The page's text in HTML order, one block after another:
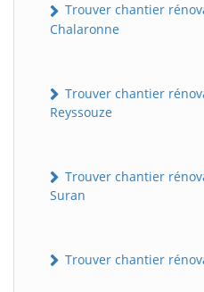
Trouver chantier
Chalaronne
Trouver chantier
Reyssouze
Trouver chantier
Suran
Trouver chantier